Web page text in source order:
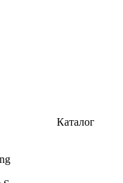
Каталог